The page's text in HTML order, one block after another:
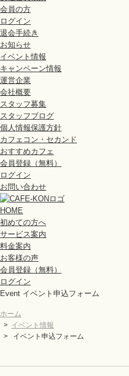
会員の方
ログイン
退会手続き
お知らせ
イベント情報
キャンペーン情報
運営企業
会社概要
スタッフ募集
スタッフブログ
個人情報保護方針
カフェコン・セカンド
おすすめカフェ
会員登録（無料）
ログイン
お問い合わせ
HOME
初めての方へ
サービス案内
料金案内
お客様の声
会員登録（無料）
ログイン
Event イベント申込フォーム
ホーム
> イベント情報
> イベント申込フォーム